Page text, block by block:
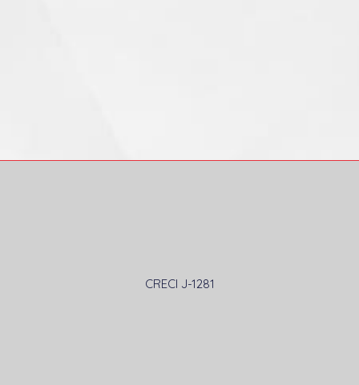
CRECI J-1281